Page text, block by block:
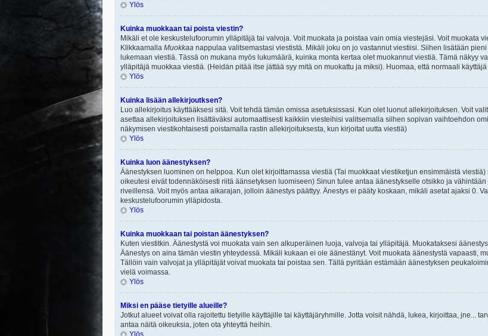
Ylös
Kuinka muokkaan tai poista viestin?
Mikäli et ole keskustelufoorumin ylläpitäjä tai valvoja. Voit muokata ja poistaa vain omia viestejäsi. Voit muokata
Klikkaamalla Muokkaa nappulaa valitsemastasi viestistä. Mikäli joku on jo vastannut viestiisi. Siihen lisätään
lukemaan viestiä. Tässä on mukana myös lukumäärä, kuinka monta kertaa olet muokannut viestiä. Tämä näkyy
ylläpitäjä muokkaa viestiä. (Heidän pitää itse jättää syy mitä on muokattu ja miksi). Huomaa, että normaali
Ylös
Kuinka lisään allekirjoutksen?
Luo allekirjoitus käyttääksesi sitä. Voit tehdä tämän omissa asetuksissasi. Kun olet luonut allekirjoituksen. Voit
asettaa allekirjoituksen lisättäväksi automaattisesti kaikkiin viesteihisi valitsemalla siihen sopivan vaihtoehdon
näkymisen viestikohtaisesti poistamalla rastin allekirjoituksesta, kun kirjoitat uutta viestiä)
Ylös
Kuinka luon äänestyksen?
Äänestyksen luominen on helppoa. Kun olet kirjoittamassa viestiä (Tai muokkaat viestiketjun ensimmäistä
oikeutesi eivät todennäköisesti riitä äänsetyksen luomiseen) Sinun tulee antaa äänestykselle otsikko ja
riveillensä. Voit myös antaa aikarajan, jolloin äänestys päättyy. Änestys ei pääty koskaan, mikäli asetat ajaksi 0.
keskustelufoorumin ylläpidosta.
Ylös
Kuinka muokkaan tai poistan äänestyksen?
Kuten viestitkin. Äänestystä voi muokata vain sen alkuperäinen luoja, valvoja tai ylläpitäjä. Muokataksesi
Äänestys on aina tämän viestin yhteydessä. Mikäli kukaan ei ole äänestänyt. Voit muokata äänestystä vapaasti,
Tällöin vain valvojat ja ylläpitäjät voivat muokata tai poistaa sen. Tällä pyritään estämään äänestyksen
vielä voimassa.
Ylös
Miksi en pääse tietyille alueille?
Jotkut alueet voivat olla rajoitettu tietyille käyttäjille tai käyttäjäryhmille. Jotta voisit nähdä, lukea, kirjoittaa, jne...
antaa näitä oikeuksia, joten ota yhteyttä heihin.
Ylös